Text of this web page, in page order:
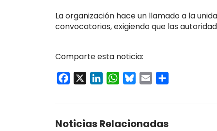
La organización hace un llamado a la
convocatorias, exigiendo que las
Comparte esta noticia:
Facebook LinkedInWhatsApp
Bluesky
Email
Noticias Relacionadas